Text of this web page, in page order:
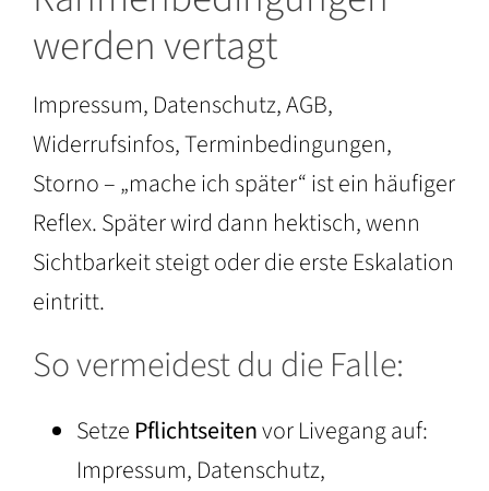
werden vertagt
Impressum, Datenschutz, AGB,
Widerrufsinfos, Terminbedingungen,
Storno – „mache ich später“ ist ein häufiger
Reflex. Später wird dann hektisch, wenn
Sichtbarkeit steigt oder die erste Eskalation
eintritt.
So vermeidest du die Falle:
Setze Pflichtseitenvor Livegang auf:
Impressum, Datenschutz,